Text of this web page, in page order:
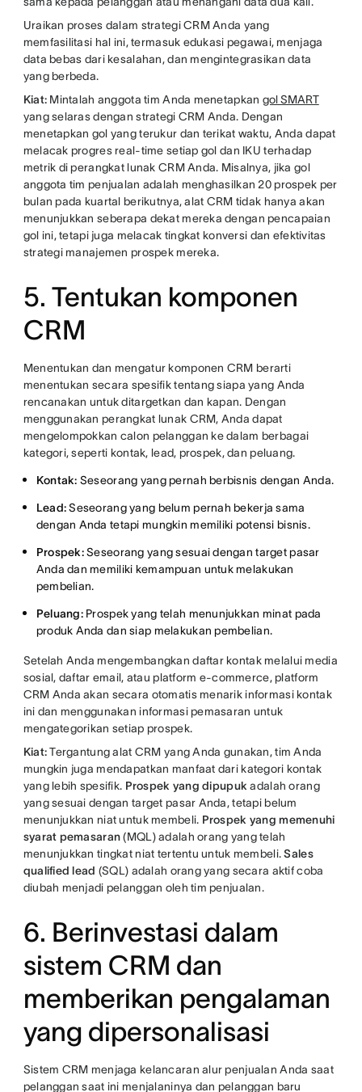
Uraikan proses dalam strategi CRM Anda yang
memfasilitasi hal ini, termasuk edukasi pegawai, menjaga
data bebas dari kesalahan, dan mengintegrasikan data
yang berbeda.
Kiat: Mintalah anggota tim Anda menetapkan gol SMART
yang selaras dengan strategi CRM Anda. Dengan
menetapkan gol yang terukur dan terikat waktu, Anda dapat
melacak progres real-time setiap gol dan IKU terhadap
metrik di perangkat lunak CRM Anda. Misalnya, jika gol
anggota tim penjualan adalah menghasilkan 20 prospek per
bulan pada kuartal berikutnya, alat CRM tidak hanya akan
menunjukkan seberapa dekat mereka dengan pencapaian
gol ini, tetapi juga melacak tingkat konversi dan efektivitas
strategi manajemen prospek mereka.
5. Tentukan komponen
CRM
Menentukan dan mengatur komponen CRM berarti
menentukan secara spesifik tentang siapa yang Anda
rencanakan untuk ditargetkan dan kapan. Dengan
menggunakan perangkat lunak CRM, Anda dapat
mengelompokkan calon pelanggan ke dalam berbagai
kategori, seperti kontak, lead, prospek, dan peluang.
Kontak: Seseorang yang pernah berbisnis dengan Anda.
Lead:Seseorang yang belum pernah bekerja sama
dengan Anda tetapi mungkin memiliki potensi bisnis.
Prospek:Seseorang yang sesuai dengan target pasar
Anda dan memiliki kemampuan untuk melakukan
pembelian.
Peluang: Prospek yang telah menunjukkan minat pada
produk Anda dan siap melakukan pembelian.
Setelah Anda mengembangkan daftar kontak melalui media
sosial, daftar email, atau platform e-commerce, platform
CRM Anda akan secara otomatis menarik informasi kontak
ini dan menggunakan informasi pemasaran untuk
mengategorikan setiap prospek.
Kiat:Tergantung alat CRM yang Anda gunakan, tim Anda
mungkin juga mendapatkan manfaat dari kategori kontak
yang lebih spesifik. Prospek yang dipupuk adalah orang
yang sesuai dengan target pasar Anda, tetapi belum
menunjukkan niat untuk membeli. Prospek yang memenuhi
syarat pemasaran(MQL) adalah orang yang telah
menunjukkan tingkat niat tertentu untuk membeli.Sales
qualified lead (SQL) adalah orang yang secara aktif coba
diubah menjadi pelanggan oleh tim penjualan.
6. Berinvestasi dalam
sistem CRM dan
memberikan pengalaman
yang dipersonalisasi
Sistem CRM menjaga kelancaran alur penjualan Anda saat
pelanggan saat ini menjalaninya dan pelanggan baru